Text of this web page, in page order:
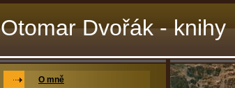
Otomar Dvořák - knihy
O mně